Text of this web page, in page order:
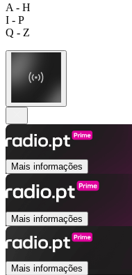
A - H
I - P
Q - Z
Mais informações
Mais informações
Mais informações